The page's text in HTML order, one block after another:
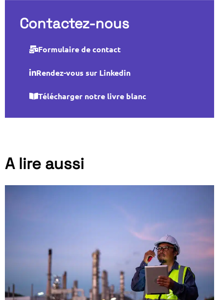
Contactez-nous
Formulaire de contact
Rendez-vous sur Linkedin
Télécharger notre livre blanc
A lire aussi